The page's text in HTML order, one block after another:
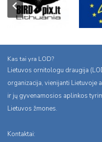
Kas tai yra LOD?
Lietuvos ornitologu draugija
organizacija, vienijanti Lietuvoje
ir jų gyvenamosios aplinkos
Lietuvos žmones.
Kontaktai: